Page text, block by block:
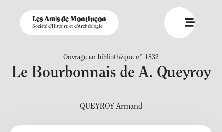
Les Amis de Montluçon
Société d'Histoire et d'Archéologie
Ouvrage en bibliothèque n° 1832
Le Bourbonnais de A. Queyroy
QUEYROY Armand